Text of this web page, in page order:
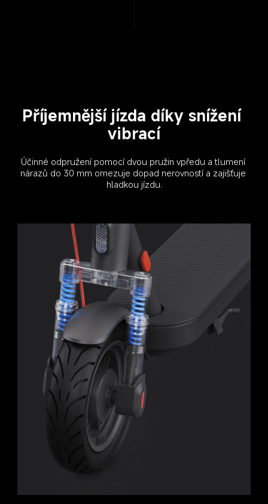
Příjemnější jízda díky snížení
vibrací
Účinné odpružení pomocí dvou pružin vpředu a tlumení
nárazů do 30 mm omezuje dopad nerovností a zajišťuje
hladkou jízdu.